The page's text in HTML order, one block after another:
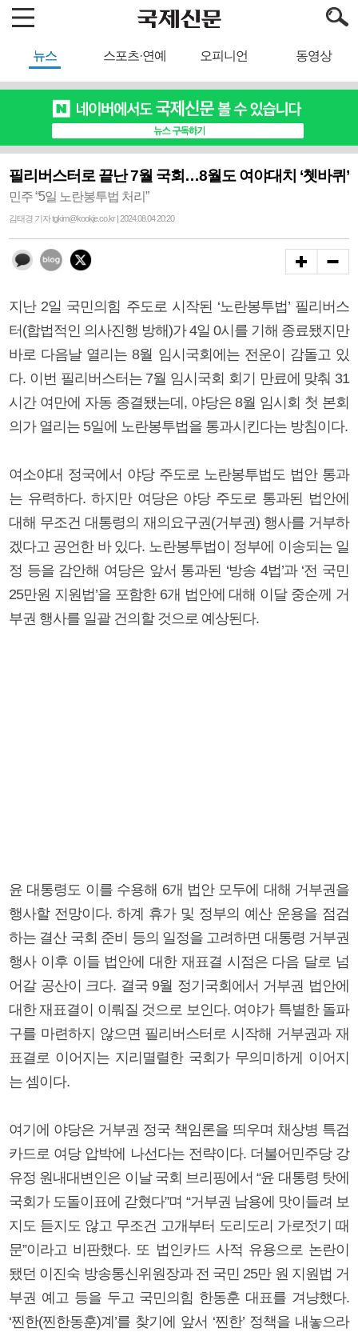
뉴스 스포츠·연예 오피니언 동영상
필리버스터로 끝난 7월 국회…8월도 여야대치 ‘쳇바퀴’
민주 “5일 노란봉투법 처리”
김태경 기자 tgkim@kookje.co.kr | 2024.08.04 20:20
지난 2일 국민의힘 주도로 시작된 ‘노란봉투법’ 필리버스
터(합법적인 의사진행 방해)가 4일 0시를 기해 종료됐지만
바로 다음날 열리는 8월 임시국회에는 전운이 감돌고 있
다. 이번 필리버스터는 7월 임시국회 회기 만료에 맞춰 31
시간 여만에 자동 종결됐는데, 야당은 8월 임시회 첫 본회
의가 열리는 5일에 노란봉투법을 통과시킨다는 방침이다.
여소야대 정국에서 야당 주도로 노란봉투법도 법안 통과
는 유력하다. 하지만 여당은 야당 주도로 통과된 법안에
대해 무조건 대통령의 재의요구권(거부권) 행사를 거부하
겠다고 공언한 바 있다. 노란봉투법이 정부에 이송되는 일
정 등을 감안해 여당은 앞서 통과된 ‘방송 4법’과 ‘전 국민
25만원 지원법’을 포함한 6개 법안에 대해 이달 중순께 거
부권 행사를 일괄 건의할 것으로 예상된다.
윤 대통령도 이를 수용해 6개 법안 모두에 대해 거부권을
행사할 전망이다. 하계 휴가 및 정부의 예산 운용을 점검
하는 결산 국회 준비 등의 일정을 고려하면 대통령 거부권
행사 이후 이들 법안에 대한 재표결 시점은 다음 달로 넘
어갈 공산이 크다. 결국 9월 정기국회에서 거부권 법안에
대한 재표결이 이뤄질 것으로 보인다. 여야가 특별한 돌파
구를 마련하지 않으면 필리버스터로 시작해 거부권과 재
표결로 이어지는 지리멸렬한 국회가 무의미하게 이어지
는 셈이다.
여기에 야당은 거부권 정국 책임론을 띄우며 채상병 특검
카드로 여당 압박에 나선다는 전략이다. 더불어민주당 강
유정 원내대변인은 이날 국회 브리핑에서 “윤 대통령 탓에
국회가 도돌이표에 갇혔다”며 “거부권 남용에 맛이들려 보
지도 듣지도 않고 무조건 고개부터 도리도리 가로젓기 때
문”이라고 비판했다. 또 법인카드 사적 유용으로 논란이
됐던 이진숙 방송통신위원장과 전 국민 25만 원 지원법 거
부권 예고 등을 두고 국민의힘 한동훈 대표를 겨냥했다.
‘찐한(찐한동훈)계’를 찾기에 앞서 ‘찐한’ 정책을 내놓으라